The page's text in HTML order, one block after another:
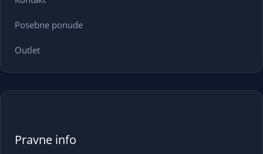
Posebne ponude
Outlet
Pravne info